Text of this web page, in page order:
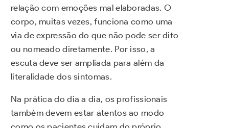
relação com emoções mal elaboradas. O
corpo, muitas vezes, funciona como uma
via de expressão do que não pode ser dito
ou nomeado diretamente. Por isso, a
escuta deve ser ampliada para além da
literalidade dos sintomas.
Na prática do dia a dia, os profissionais
também devem estar atentos ao modo